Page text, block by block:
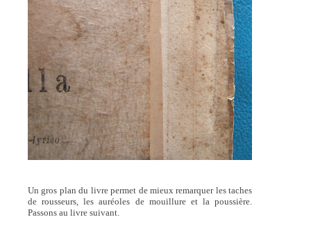
Un gros plan du livre permet de mieux remarquer les taches
de rousseurs, les auréoles de mouillure et la poussière.
Passons au livre suivant.